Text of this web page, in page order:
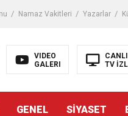
Namaz Vakitleri Yazarlar
VIDEO
GALERI
CANLI
TV
GENEL SİYASET
LİSELİLERE